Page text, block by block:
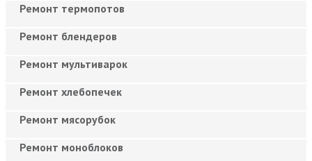
Ремонт термопотов
Ремонт блендеров
Ремонт мультиварок
Ремонт хлебопечек
Ремонт мясорубок
Ремонт моноблоков